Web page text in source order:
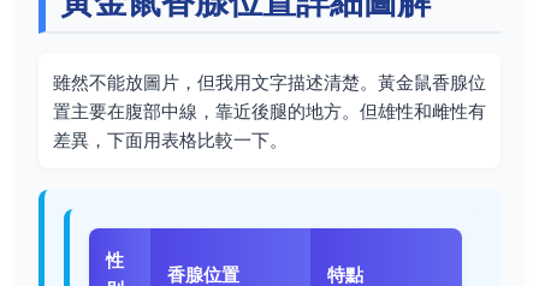
雖然不能放圖片，但我用文字描述清楚。黃金鼠香腺位
置主要在腹部中線，靠近後腿的地方。但雄性和雌性有
差異，下面用表格比較一下。
性
香腺位置 特點